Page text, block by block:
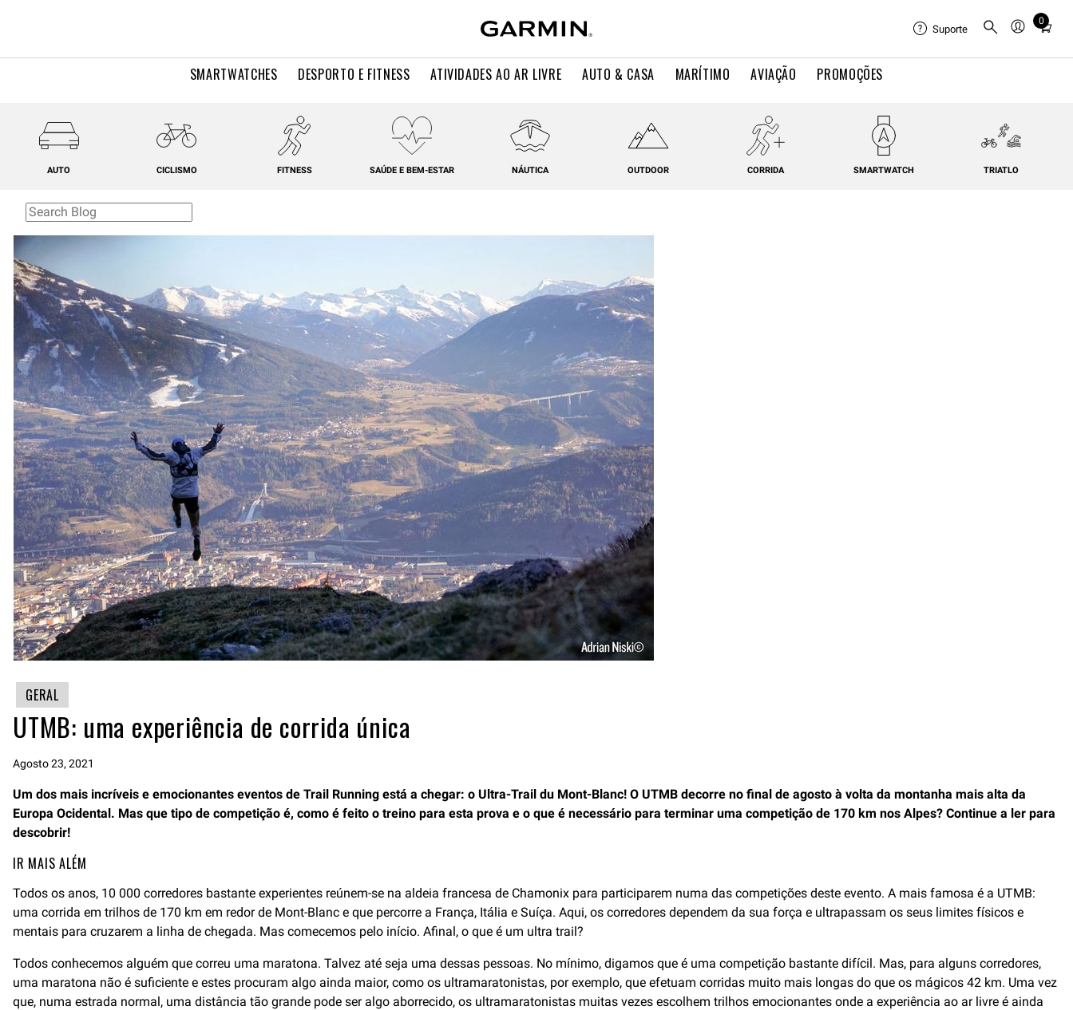
SMARTWATCHES DESPORTO E FITNESS ATIVIDADES AO AR LIVRE AUTO & CASA MARÍTIMO AVIAÇÃO PROMOÇÕES
Suporte
0
Total
in
AUTO CICLISMO FITNESS SAÚDE E BEM-ESTAR NÁUTICA OUTDOOR CORRIDA SMARTWATCH TRIATLO
GERAL
UTMB: uma experiência de corrida única
Agosto 23, 2021
Um dos mais incríveis e emocionantes eventos de Trail Running está a chegar: o Ultra-Trail du Mont-Blanc! O UTMB decorre no final de agosto à volta da montanha mais alta da
Europa Ocidental. Mas que tipo de competição é, como é feito o treino para esta prova e o que é necessário para terminar uma competição de 170 km nos Alpes? Continue a ler para
descobrir!
IR MAIS ALÉM
Todos os anos, 10 000 corredores bastante experientes reúnem-se na aldeia francesa de Chamonix para participarem numa das competições deste evento. A mais famosa é a UTMB:
uma corrida em trilhos de 170 km em redor de Mont-Blanc e que percorre a França, Itália e Suíça. Aqui, os corredores dependem da sua força e ultrapassam os seus limites físicos e
mentais para cruzarem a linha de chegada. Mas comecemos pelo início. Afinal, o que é um ultra trail?
Todos conhecemos alguém que correu uma maratona. Talvez até seja uma dessas pessoas. No mínimo, digamos que é uma competição bastante difícil. Mas, para alguns corredores,
uma maratona não é suficiente e estes procuram algo ainda maior, como os ultramaratonistas, por exemplo, que efetuam corridas muito mais longas do que os mágicos 42 km. Uma vez
que, numa estrada normal, uma distância tão grande pode ser algo aborrecido, os ultramaratonistas muitas vezes escolhem trilhos emocionantes onde a experiência ao ar livre é ainda